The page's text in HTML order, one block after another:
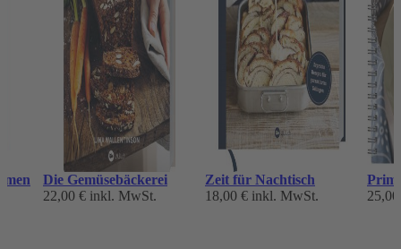
Die Gemüsebäckerei
22,00 € inkl. MwSt.
Zeit für Nachtisch
18,00 € inkl. MwSt.